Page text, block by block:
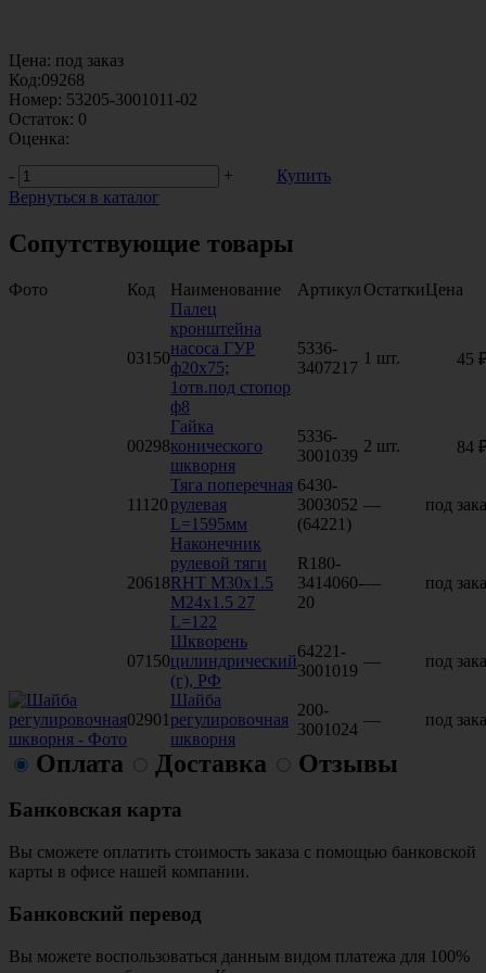
Цена: под заказ
Код:09268
Номер: 53205-3001011-02
Остаток: 0
Оценка:
-
+
Купить
Вернуться в каталог
Сопутствующие товары
Фото Код Наименование Артикул ОстаткиЦена
03150
Палец
кронштейна
насоса ГУР
ф20х75;
1отв.под стопор
ф8
5336-
3407217
1 шт. 45
00298
Гайка
конического
шкворня
5336-
3001039
2 шт. 84
11120
Тяга поперечная
рулевая
L=1595мм
6430-
3003052
(64221)
— под
20618
Наконечник
рулевой тяги
RHT M30x1.5
M24x1.5 27
L=122
R180-
3414060-
20
— под
07150
Шкворень
цилиндрический
(г), РФ
64221-
3001019
— под
02901
Шайба
регулировочная
шкворня
200-
3001024
— под
Оплата Доставка Отзывы
Банковская карта
Вы сможете оплатить стоимость заказа с помощью банковской
карты в офисе нашей компании.
Банковский перевод
Вы можете воспользоваться данным видом платежа для 100%